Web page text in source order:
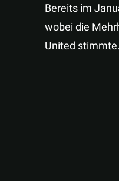
Bereits im
wobei die
United stimmte.